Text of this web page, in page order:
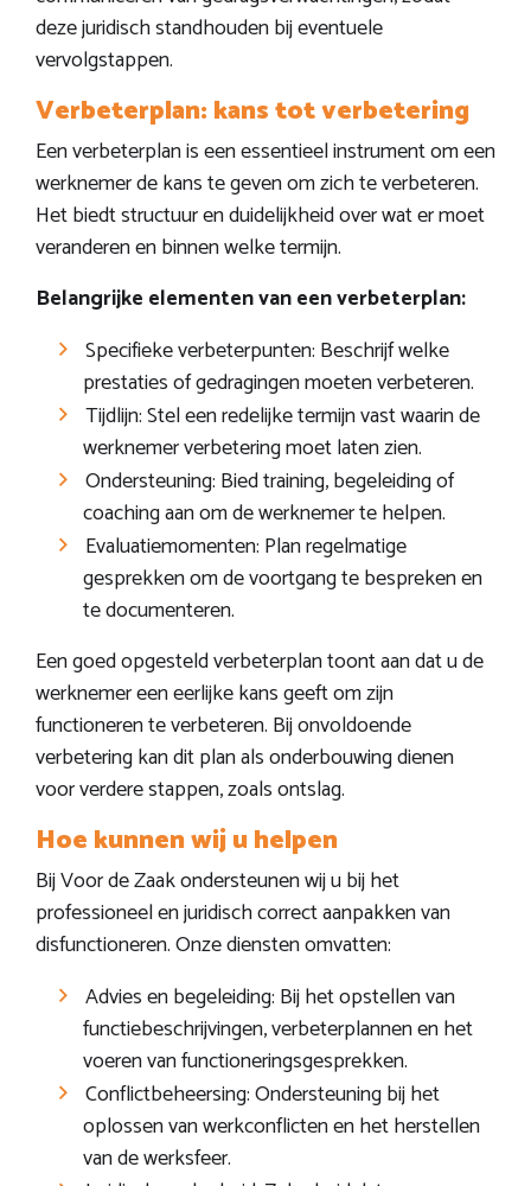
deze juridisch standhouden bij eventuele
vervolgstappen.
Verbeterplan: kans tot verbetering
Een verbeterplan is een essentieel instrument om een
werknemer de kans te geven om zich te verbeteren.
Het biedt structuur en duidelijkheid over wat er moet
veranderen en binnen welke termijn.
Belangrijke elementen van een verbeterplan:
Specifieke verbeterpunten: Beschrijf welke
prestaties of gedragingen moeten verbeteren.
Tijdlijn: Stel een redelijke termijn vast waarin de
werknemer verbetering moet laten zien.
Ondersteuning: Bied training, begeleiding of
coaching aan om de werknemer te helpen.
Evaluatiemomenten: Plan regelmatige
gesprekken om de voortgang te bespreken en
te documenteren.
Een goed opgesteld verbeterplan toont aan dat u de
werknemer een eerlijke kans geeft om zijn
functioneren te verbeteren. Bij onvoldoende
verbetering kan dit plan als onderbouwing dienen
voor verdere stappen, zoals ontslag.
Hoe kunnen wij u helpen
Bij Voor de Zaak ondersteunen wij u bij het
professioneel en juridisch correct aanpakken van
disfunctioneren. Onze diensten omvatten:
Advies en begeleiding: Bij het opstellen van
functiebeschrijvingen, verbeterplannen en het
voeren van functioneringsgesprekken.
Conflictbeheersing: Ondersteuning bij het
oplossen van werkconflicten en het herstellen
van de werksfeer.